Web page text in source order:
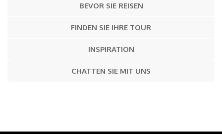
BEVOR SIE REISEN
FINDEN SIE IHRE TOUR
INSPIRATION
CHATTEN SIE MIT UNS